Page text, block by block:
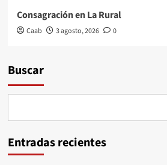
Consagración en La Rural
Caab 3 agosto, 2026 0
Buscar
Entradas recientes